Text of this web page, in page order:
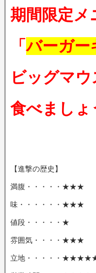
期間限定メ
「バーガー
ビッグマウ
食べましょ
【進撃の歴史】
満腹・・・・・★★★
味・・・・・・★★★
値段・・・・・★
雰囲気・・・・★★★
立地・・・・・